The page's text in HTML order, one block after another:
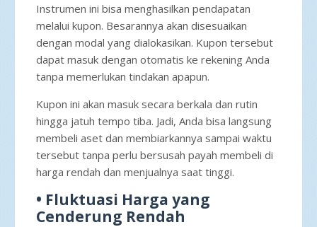
Instrumen ini bisa menghasilkan pendapatan
melalui kupon. Besarannya akan disesuaikan
dengan modal yang dialokasikan. Kupon tersebut
dapat masuk dengan otomatis ke rekening Anda
tanpa memerlukan tindakan apapun.
Kupon ini akan masuk secara berkala dan rutin
hingga jatuh tempo tiba. Jadi, Anda bisa langsung
membeli aset dan membiarkannya sampai waktu
tersebut tanpa perlu bersusah payah membeli di
harga rendah dan menjualnya saat tinggi.
• Fluktuasi Harga yang
Cenderung Rendah